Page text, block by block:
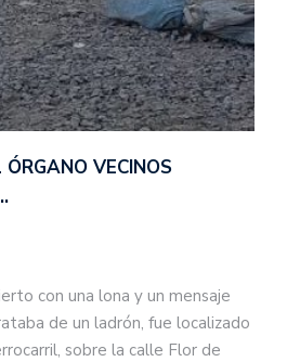
VECINOS
con una lona y un mensaje
de un ladrón, fue localizado
sobre la calle Flor de